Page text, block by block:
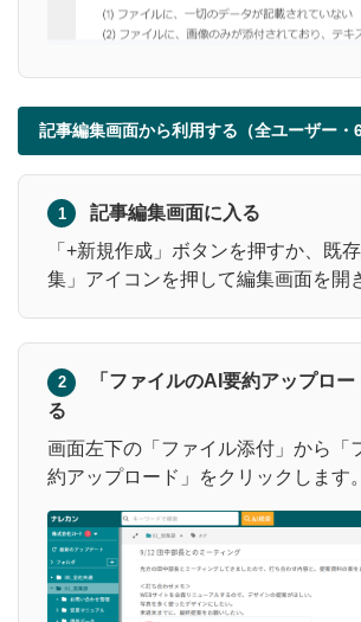
記事編集画面から利用する（全ユーザー・6
1
記事編集画面に入る
「+新規作成」ボタンを押すか、既
集」アイコンを押して編集画面を開
2
「ファイルのAI要約アップロ
る
画面左下の「ファイル添付」から「
約アップロード」をクリックします。